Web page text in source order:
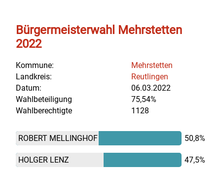
Bürgermeisterwahl Mehrstetten
2022
Kommune:
Mehrstetten
Landkreis:
Reutlingen
Datum:
06.03.2022
Wahlbeteiligung
75,54%
Wahlberechtigte
1128
ROBERT MELLINGHOF 50,8%
HOLGER LENZ 47,5%